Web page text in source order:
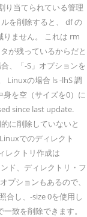
り当てられている管理
を削除すると、 df の
りません。 これは rm
が残っているからだと
、「-S」オプションを
Linuxの場合 ls -lhS 調
を空（サイズを0）に
since last update.
に削除していないと
でのディレクト
レクトリ作成は
ド、ディレクトリ・フ
プションもあるので、
合し、-size 0を使用し
致を削除できます。